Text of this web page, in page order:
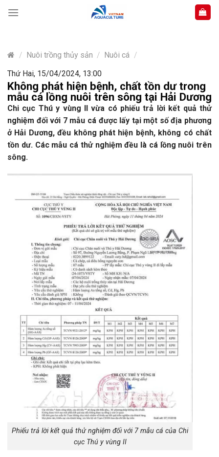
content
/ Nuôi trồng thủy sản / Nuôi cá /
Thứ Hai, 15/04/2024, 13:00
Không phát hiện bệnh, chất tồn dư trong
mẫu cá lồng nuôi trên sông tại Hải Dương
Chi cục Thú y vùng II vừa có phiếu trả lời kết quả thử
nghiệm đối với 7 mẫu cá được lấy tại một số địa phương
ở Hải Dương, đều không phát hiện bệnh, không có chất
tồn dư. Các mẫu cá thử nghiệm đều là cá lồng nuôi trên
sông.
Phiếu trả lời kết quả thử nghiệm đối với 7 mẫu cá của Chi
cục Thú y vùng II